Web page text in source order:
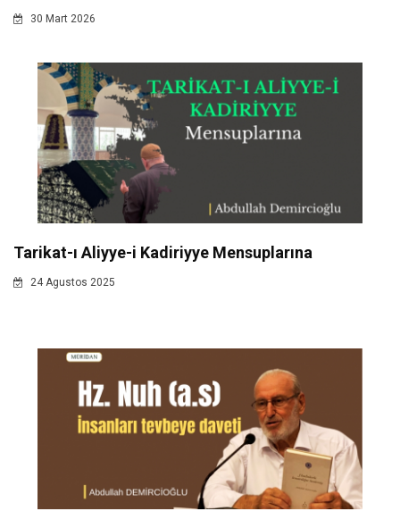
30 Mart 2026
Tarikat-ı Aliyye-i Kadiriyye Mensuplarına
24 Agustos 2025